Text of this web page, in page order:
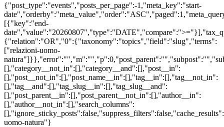
{"post_type":"events","posts_per_page":-1,"meta_key":"start-
[{"key":"end-
{"relation":"OR","0":{"taxonomy":"topics","field":"slug","terms":
["relazioni-uomo-
[],"category__not_in":[],"category__and":[],"post__in":
[],"post__not_in":[],"post_name__in":[],"tag__in":[],"tag__not_in":
[],"tag__and":[],"tag_slug__in":[],"tag_slug__and":
[],"post_parent__in":[],"post_parent__not_in":[],"author__in":
[],"author__not_in":[],"search_columns":
uomo-natura"}